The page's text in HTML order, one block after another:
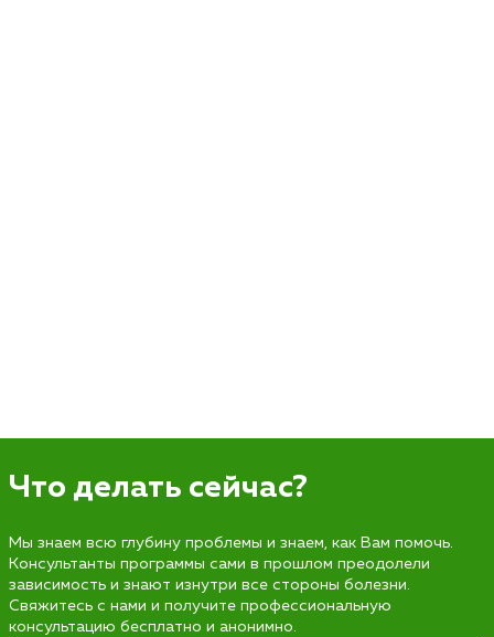
Что делать сейчас?
Мы знаем всю глубину проблемы и знаем, как Вам помочь.
Консультанты программы сами в прошлом преодолели
зависимость и знают изнутри все стороны болезни.
Свяжитесь с нами и получите профессиональную
консультацию бесплатно и анонимно.